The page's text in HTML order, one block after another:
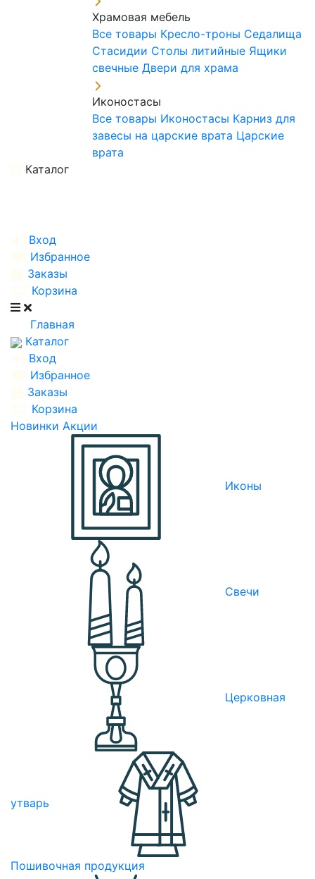
Храмовая мебель
Все товары Кресло-троны Седалища
Стасидии Столы литийные Ящики
свечные Двери для храма
Иконостасы
Все товары Иконостасы Карниз для
завесы на царские врата Царские
врата
Каталог
Вход
Избранное
Заказы
Корзина
Главная
Каталог
Вход
Избранное
Заказы
Корзина
Новинки Акции
Иконы
Свечи
Церковная
утварь
Пошивочная продукция